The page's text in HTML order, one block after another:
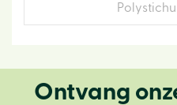
Ontvang